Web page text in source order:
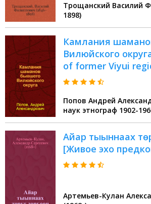
Трощанский Василий
1898)
Камлания
Вилюйского
of former Viyui
Попов Андрей
наук этнограф 1902-
Айар тыыннаах
[Живое эхо
Артемьев-Кулан